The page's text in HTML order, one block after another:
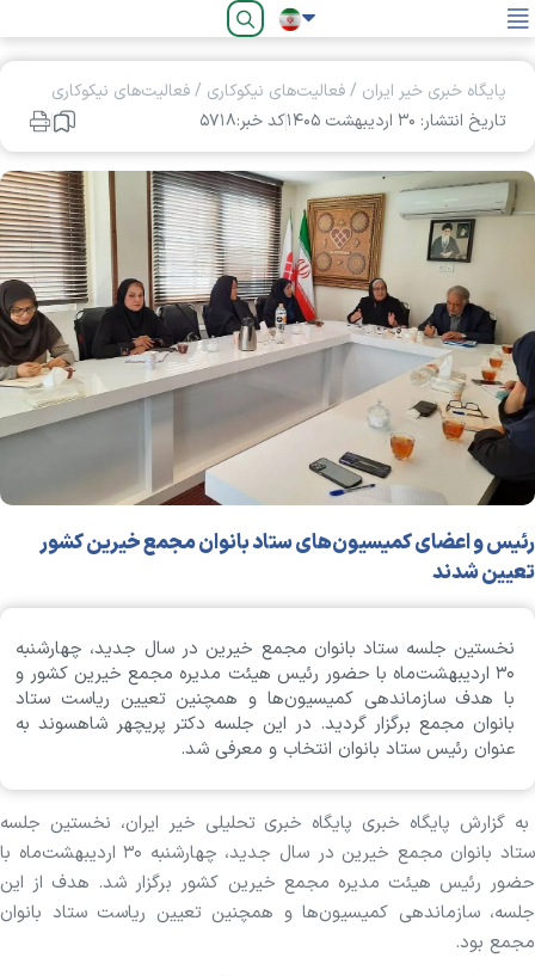
فارسی
پایگاه خبری خیر ایران /فعالیت‌های نیکوکاری /فعالیت‌های نیکوکاری
تاریخ انتشار: ۳۰ ارديبهشت ۱۴۰۵
کد خبر:۵۷۱۸
رئیس و اعضای کمیسیون‌های ستاد بانوان مجمع خیرین کشور
تعیین شدند
نخستین جلسه ستاد بانوان مجمع خیرین در سال جدید، چهارشنبه
۳۰ اردیبهشت‌ماه با حضور رئیس هیئت مدیره مجمع خیرین کشور و
با هدف سازماندهی کمیسیون‌ها و همچنین تعیین ریاست ستاد
بانوان مجمع برگزار گردید. در این جلسه دکتر پریچهر شاهسوند به
عنوان رئیس ستاد بانوان انتخاب و معرفی شد.
به گزارش پایگاه خبری پایگاه خبری تحلیلی خیر ایران، نخستین جلسه
ستاد بانوان مجمع خیرین در سال جدید، چهارشنبه ۳۰ اردیبهشت‌ماه با
حضور رئیس هیئت مدیره مجمع خیرین کشور برگزار شد. هدف از این
جلسه، سازماندهی کمیسیون‌ها و همچنین تعیین ریاست ستاد بانوان
مجمع بود.